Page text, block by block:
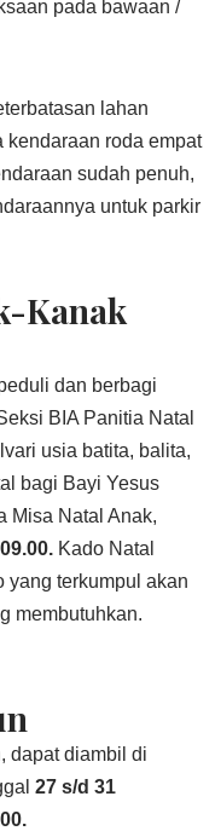
pada bawaan /
lahan
kendaraan roda empat
sudah penuh,
untuk parkir
Kanak
dan berbagi
BIA Panitia Natal
usia batita, balita,
bagi Bayi Yesus
Misa Natal Anak,
Kado Natal
yang terkumpul akan
membutuhkan.
dapat diambil di
27 s/d 31